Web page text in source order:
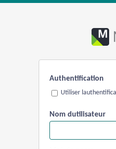
Authentification
Utiliser
Nom dutilisateur